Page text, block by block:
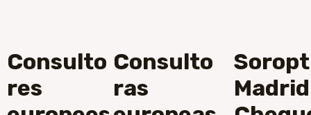
Consulto
res
Consulto
ras